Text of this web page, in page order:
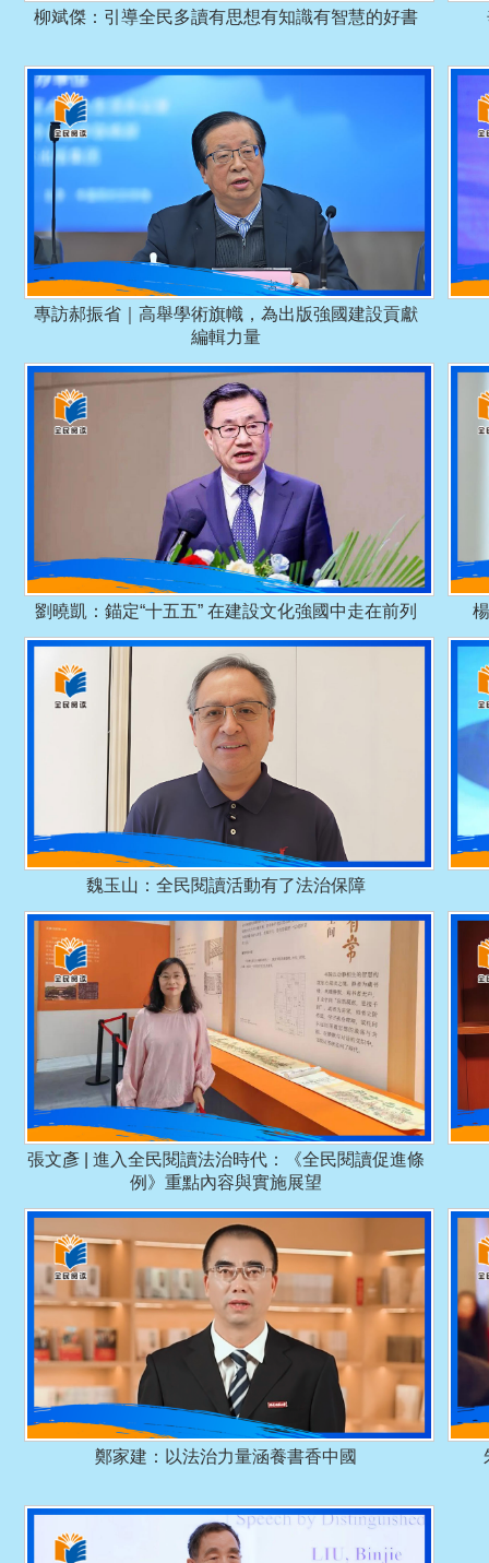
柳斌傑：引導全民多讀有思想有知識有智慧的好書
專訪郝振省｜高舉學術旗幟，為出版強國建設貢獻
編輯力量
劉曉凱：錨定“十五五” 在建設文化強國中走在前列
魏玉山：全民閱讀活動有了法治保障
張文彥 | 進入全民閱讀法治時代：《全民閱讀促進條
例》重點內容與實施展望
鄭家建：以法治力量涵養書香中國